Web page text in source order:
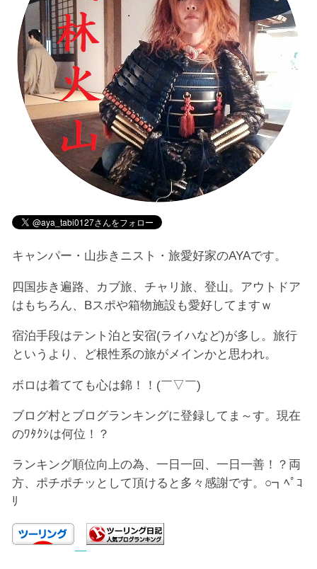
キャンパー・山歩きニスト・旅愛好家のAYAです。
四国歩き遍路、カブ旅、チャリ旅、登山。アウトドア
はもちろん、Bスポや箱物施設も愛好してますｗ
宿泊手段はテント泊と安宿(ライハなど)が多し。旅行
というより、ど根性系の旅がメインかと思われ。
ボロは着てても心は錦！！(￣▽￣)
ブログ村とブログランキングに登録してま～す。現在
のﾜﾀｸｼは何位！？
ランキング順位向上の為、一日一回、一日一善！？両
方、ポチポチッとして頂けると多々感謝です。○┓ﾍﾟｺ
ﾘ